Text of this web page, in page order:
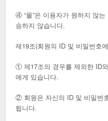
④ “몰”은 이용자가 원하지 않
송하지 않습니다.
제19조(회원의 ID 및 비밀번호
① 제17조의 경우를 제외한 ID
에게 있습니다.
② 회원은 자신의 ID 및 비밀번
됩니다.